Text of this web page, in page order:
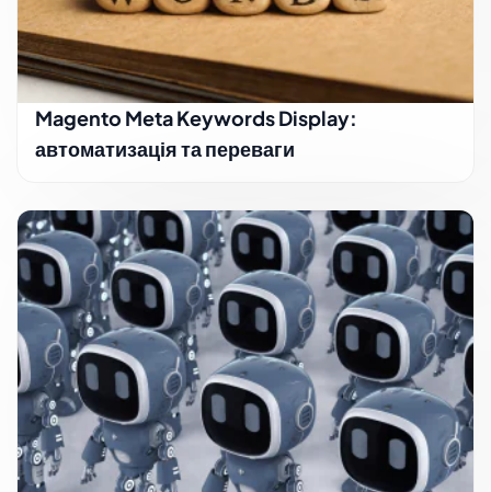
Magento Meta Keywords Display:
автоматизація та переваги